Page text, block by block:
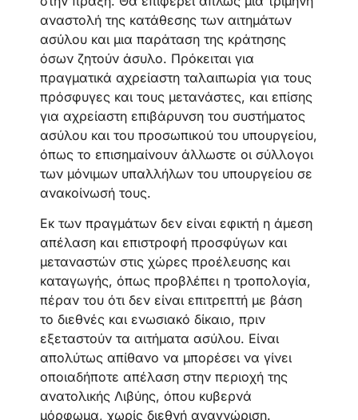
αναστολή της κατάθεσης των αιτημάτων
ασύλου και μια παράταση της κράτησης
όσων ζητούν άσυλο. Πρόκειται για
πραγματικά αχρείαστη ταλαιπωρία για τους
πρόσφυγες και τους μετανάστες, και επίσης
για αχρείαστη επιβάρυνση του συστήματος
ασύλου και του προσωπικού του υπουργείου,
όπως το επισημαίνουν άλλωστε οι σύλλογοι
των μόνιμων υπαλλήλων του υπουργείου σε
ανακοίνωσή τους.
Εκ των πραγμάτων δεν είναι εφικτή η άμεση
απέλαση και επιστροφή προσφύγων και
μεταναστών στις χώρες προέλευσης και
καταγωγής, όπως προβλέπει η τροπολογία,
πέραν του ότι δεν είναι επιτρεπτή με βάση
το διεθνές και ενωσιακό δίκαιο, πριν
εξεταστούν τα αιτήματα ασύλου. Είναι
απολύτως απίθανο να μπορέσει να γίνει
οποιαδήποτε απέλαση στην περιοχή της
ανατολικής Λιβύης, όπου κυβερνά
μόρφωμα, χωρίς διεθνή αναγνώριση.